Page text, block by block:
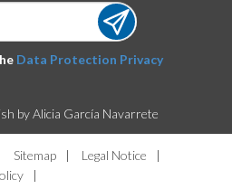
Data Protection Privacy
by Alicia García Navarrete
Sitemap | Legal Notice
|
|